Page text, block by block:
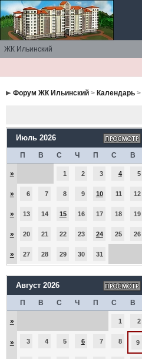
ЖК Ильинский
Форум ЖК Ильинский> Календарь>
Июль 2026
П В С Ч П С В
» 1 2 3 4 5
» 6 7 8 9 10 11 12
» 13 14 15 16 17 18 19
» 20 21 22 23 24 25 26
» 27 28 29 30 31
Август 2026
П В С Ч П С В
» 1 2
» 3 4 5 6 7 8 9